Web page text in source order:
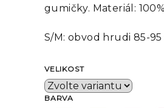
gumičky. Materiál:
S/M: obvod hrudi 85-
VELIKOST
BARVA